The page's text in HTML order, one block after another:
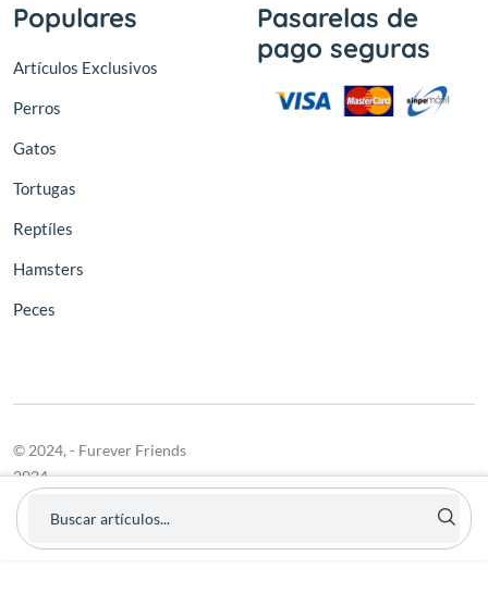
Populares
Artículos Exclusivos
Perros
Gatos
Tortugas
Reptíles
Hamsters
Peces
Pasarelas de
pago seguras
© 2024, - Furever Friends
2024